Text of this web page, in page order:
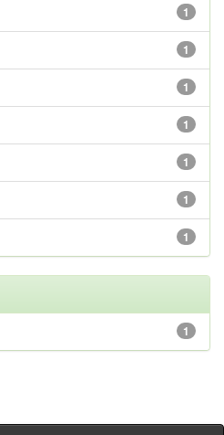
1
1
1
1
1
1
1
1